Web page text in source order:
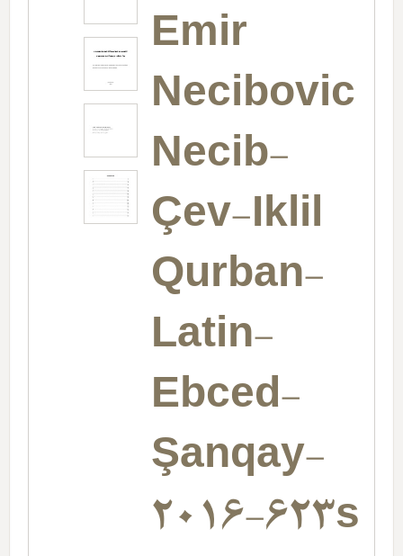
Emir
Necibovic
Necib-
Çev-Iklil
Qurban-
Latin-
Ebced-
Şanqay-
2016-623s